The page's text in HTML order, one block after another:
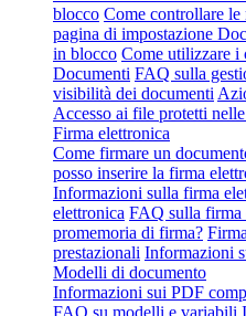
blocco Come controllare le
pagina di impostazione
in blocco Come utilizzare i
Documenti FAQ sulla
visibilità dei documenti
Accesso ai file protetti
Firma elettronica
Come firmare un
posso inserire la firma
Informazioni sulla firma
elettronica FAQ sulla firma
promemoria di firma?
prestazionali Informazioni
Modelli di documento
Informazioni sui PDF
FAQ su modelli e variabili